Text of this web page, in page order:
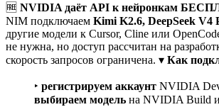
🆓 NVIDIA даёт API к нейронкам
NIM подключаем Kimi K2.6, DeepSeek V4
другие модели к Cursor, Cline или
не нужна, но доступ рассчитан на
скорость запросов ограничена. ▾ Как
‣ регистрируем аккаунт NVIDIA
выбираем модель на NVIDIA Build и